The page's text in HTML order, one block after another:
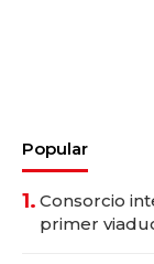
Popular
1. Consorcio
primer